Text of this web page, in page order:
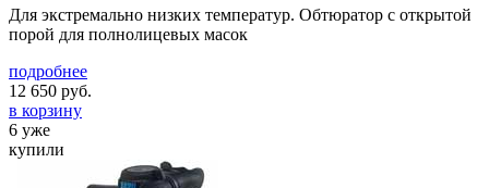
Для экстремально низких температур. Обтюратор с открытой
порой для полнолицевых масок
подробнее
12 650 руб.
в корзину
6 уже
купили